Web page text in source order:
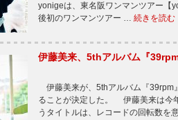
yonigeは、東名阪ワンマンツアー【
後初のワンマンツアー … 続きを読む
伊藤美来、5thアルバム『
伊藤美来が、5thアルバム『39rpm
ることが決定した。 伊藤美来は今
うタイトルは、レコードの回転数を